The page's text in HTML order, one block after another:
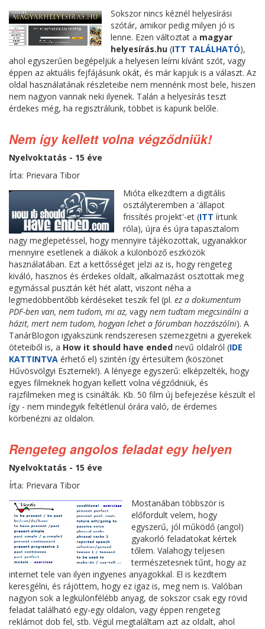
Sokszor nincs kéznél helyesírási
szótár, amikor pedig milyen jó is
lenne. Ezen változtat a magyar
helyesírás.hu (ITT TALÁLHATÓ),
ahol egyszerűen begépeljük a helyesen leírni kívánt szót, vagy
éppen az aktuális fejfájásunk okát, és már kapjuk is a választ. Az
oldal használatának részleteibe nem mennénk most bele, hiszen
nem nagyon vannak neki ilyenek. Talán a helyesírás teszt
érdekes még, ha regisztrálunk, többet is kapunk belőle.
Nem így kellett volna végződniük!
Nyelvoktatás - 15 éve
Írta: Prievara Tibor
Mióta elkezdtem a digitális
osztályteremben a 'állapot
frissítés projekt'-et (ITT írtunk
róla), újra és újra tapasztalom
nagy meglepetéssel, hogy mennyire tájékozottak, ugyanakkor
mennyire esetlenek a diákok a különböző eszközök
használatában. Ezt a kettősséget jelzi az is, hogy rengeteg
kiváló, hasznos és érdekes oldalt, alkalmazást osztottak meg
egymással pusztán két hét alatt, viszont néha a
legmedöbbentőbb kérdéseket teszik fel (pl. ez a dokumentum
PDF-ben van, nem tudom, mi az, vagy nem tudtam megcsinálni a
házit, mert nem tudom, hogyan lehet a fórumban hozzászólni). A
TanárBlogon igyakszünk rendszeresen szemezgetni a gyerekek
öteteiből is, a How it should have ended nevű oldalról (IDE
KATTINTVA érhető el) szintén így értesültem (köszönet
Hűvösvölgyi Eszternek!). A lényege egyszerű: elképzelték, hogy
egyes filmeknek hogyan kellett volna végződniük, és
rajzfilmeken meg is csinálták. Kb. 50 film új befejezése készült el
így - nem mindegyik feltétlenül órára való, de érdemes
körbenézni az oldalon.
Rengeteg angolos feladat egy helyen
Nyelvoktatás - 15 éve
Írta: Prievara Tibor
Mostanában többször is
előfordult velem, hogy
egyszerű, jól működő (angol)
gyakorló feladatokat kértek
tőlem. Valahogy teljesen
természetesnek tűnt, hogy az
internet tele van ilyen ingyenes anyagokkal. El is kezdtem
keresgélni, és rájöttem, hogy ez igaz is, meg nem is. Valóban
nagyon sok a legkülönfélébb anyag, de sokszor csak egy rövid
feladat található egy-egy oldalon, vagy éppen rengeteg
reklámot dob fel, stb. Végül megtaláltam azt az oldalt, ahol